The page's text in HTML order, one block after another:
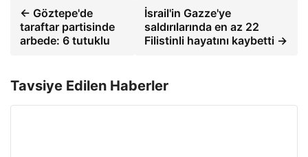
← Göztepe'de
taraftar partisinde
arbede: 6 tutuklu
İsrail'in Gazze'ye
saldırılarında en az 22
Filistinli hayatını kaybetti →
Tavsiye Edilen Haberler